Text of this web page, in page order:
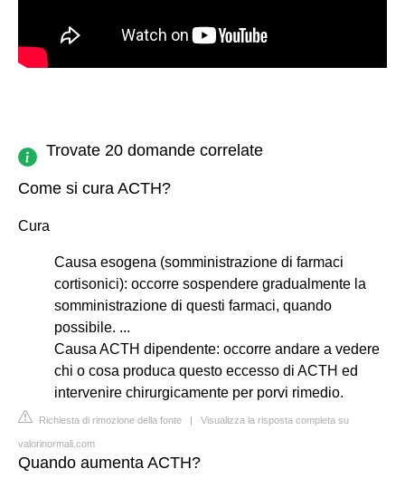
Trovate 20 domande correlate
Come si cura ACTH?
Cura
Causa esogena (somministrazione di farmaci
cortisonici): occorre sospendere gradualmente la
somministrazione di questi farmaci, quando
possibile. ...
Causa ACTH dipendente: occorre andare a vedere
chi o cosa produca questo eccesso di ACTH ed
intervenire chirurgicamente per porvi rimedio.
Richiesta di rimozione della fonte | Visualizza la risposta completa su
valorinormali.com
Quando aumenta ACTH?